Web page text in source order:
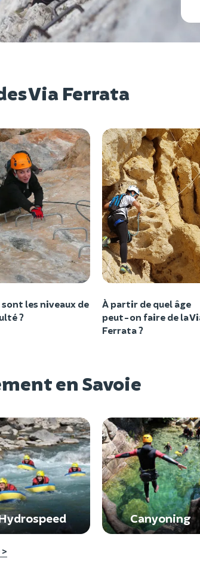
Via Ferrata
sont les niveaux de
?
À partir de quel âge
peut-on faire de la
Ferrata ?
en Savoie
Canyoning